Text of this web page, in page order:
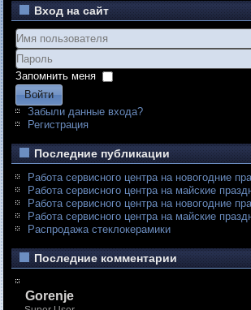
Вход на сайт
Запомнить меня
Войти
Забыли данные входа?
Регистрация
Последние публикации
Работа сервисного центра на новогодние
Работа сервисного центра на майские
Работа сервисного центра на новогодние
Работа сервисного центра на майские
Распродажа стеклокерамики
Последние комментарии
Gorenje